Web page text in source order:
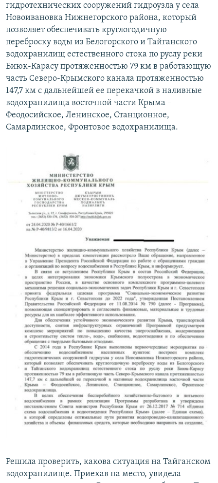
гидротехнических сооружений гидроузла у села
Новоивановка Нижнегорского района, который
позволяет обеспечивать круглогодичную
переброску воды из Белогорского и Тайганского
водохранилищ естественного стока по руслу реки
Биюк-Карасу протяженностью 79 км в работающую
часть Северо-Крымского канала протяженностью
147,7 км с дальнейшей ее перекачкой в наливные
водохранилища восточной части Крыма –
Феодосийское, Ленинское, Станционное,
Самарлинское, Фронтовое водохранилища.
Решила проверить, какова ситуация на Тайганском
водохранилище. Приехав на место, увидела